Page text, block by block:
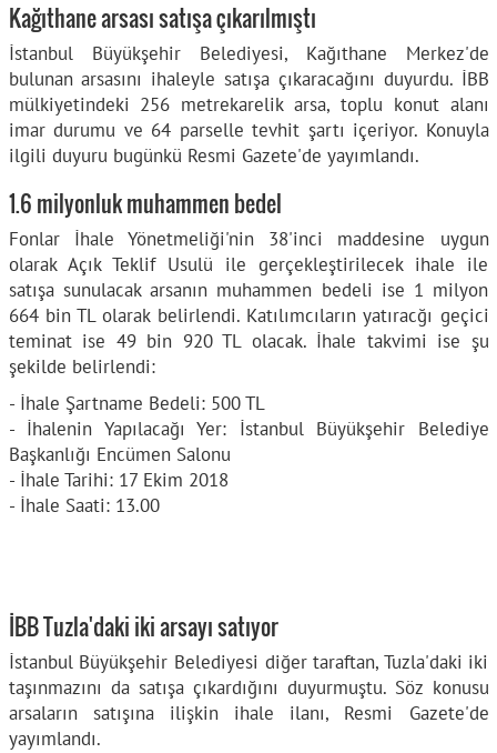
Kağıthane arsası satışa çıkarılmıştı
İstanbul Büyükşehir Belediyesi, Kağıthane Merkez'de
bulunan arsasını ihaleyle satışa çıkaracağını duyurdu. İBB
mülkiyetindeki 256 metrekarelik arsa, toplu konut alanı
imar durumu ve 64 parselle tevhit şartı içeriyor. Konuyla
ilgili duyuru bugünkü Resmi Gazete'de yayımlandı.
1.6 milyonluk muhammen bedel
Fonlar İhale Yönetmeliği'nin 38'inci maddesine uygun
olarak Açık Teklif Usulü ile gerçekleştirilecek ihale ile
satışa sunulacak arsanın muhammen bedeli ise 1 milyon
664 bin TL olarak belirlendi. Katılımcıların yatıracğı geçici
teminat ise 49 bin 920 TL olacak. İhale takvimi ise şu
şekilde belirlendi:
- İhale Şartname Bedeli: 500 TL
- İhalenin Yapılacağı Yer: İstanbul Büyükşehir Belediye
Başkanlığı Encümen Salonu
- İhale Tarihi: 17 Ekim 2018
- İhale Saati: 13.00
İBB Tuzla'daki iki arsayı satıyor
İstanbul Büyükşehir Belediyesi diğer taraftan, Tuzla'daki iki
taşınmazını da satışa çıkardığını duyurmuştu. Söz konusu
arsaların satışına ilişkin ihale ilanı, Resmi Gazete'de
yayımlandı.